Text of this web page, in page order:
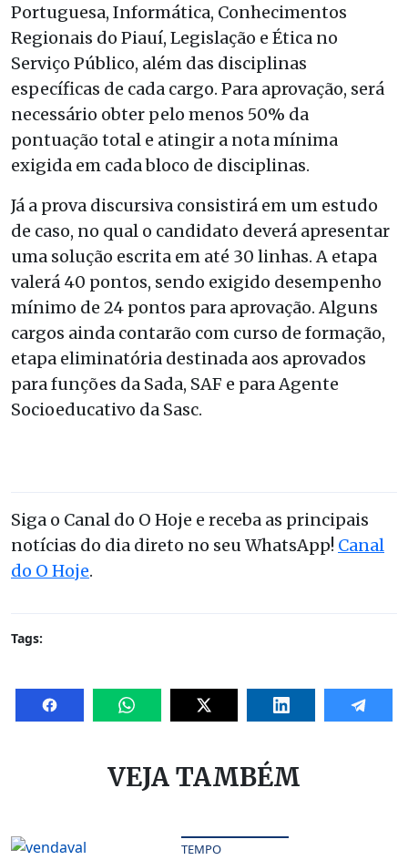
Portuguesa, Informática, Conhecimentos
Regionais do Piauí, Legislação e Ética no
Serviço Público, além das disciplinas
específicas de cada cargo. Para aprovação, será
necessário obter pelo menos 50% da
pontuação total e atingir a nota mínima
exigida em cada bloco de disciplinas.
Já a prova discursiva consistirá em um estudo
de caso, no qual o candidato deverá apresentar
uma solução escrita em até 30 linhas. A etapa
valerá 40 pontos, sendo exigido desempenho
mínimo de 24 pontos para aprovação. Alguns
cargos ainda contarão com curso de formação,
etapa eliminatória destinada aos aprovados
para funções da Sada, SAF e para Agente
Socioeducativo da Sasc.
Siga o Canal do O Hoje e receba as principais
notícias do dia direto no seu WhatsApp! Canal
do O Hoje.
Tags:
VEJA TAMBÉM
TEMPO